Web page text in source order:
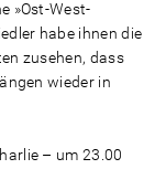
»Ost-West-
habe ihnen die
zusehen, dass
wieder in
– um 23.00